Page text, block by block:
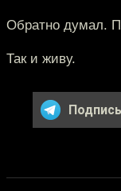
Обратно думал.
Так и живу.